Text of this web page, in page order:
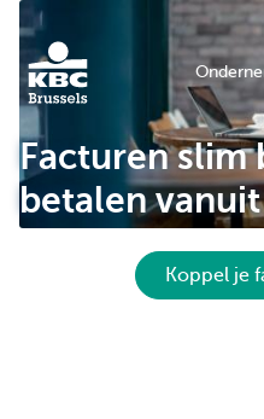
KBC
Facturen slim
betalen
Koppel je